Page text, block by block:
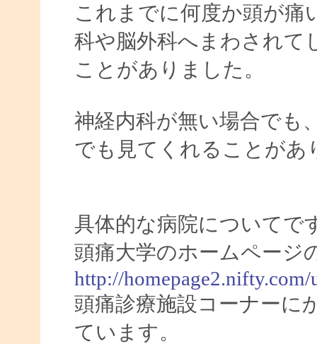
これまでに何度か頭が痛
科や脳外科へまわされて
ことがありました。
神経内科が無い場合でも
でも見てくれることがあ
具体的な病院についてで
頭痛大学のホームページ
http://homepage2.nifty.com/
頭痛診療施設コーナーに
ています。